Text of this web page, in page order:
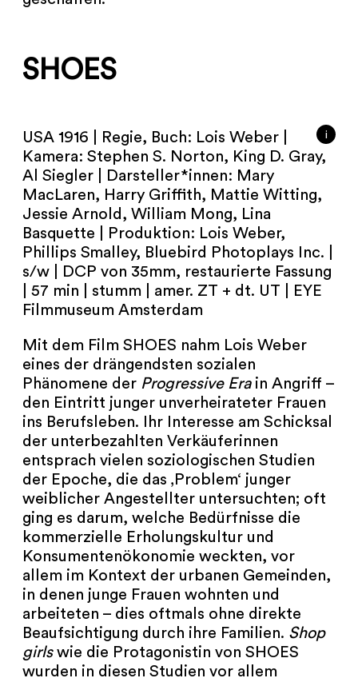
de en COOKIES
SHOES
i
USA 1916 | Regie, Buch: Lois Weber |
Kamera: Stephen S. Norton, King D. Gray,
Al Siegler | Darsteller*innen: Mary
MacLaren, Harry Griffith, Mattie Witting,
Jessie Arnold, William Mong, Lina
Basquette | Produktion: Lois Weber,
Phillips Smalley, Bluebird Photoplays Inc. |
s/w | DCP von 35mm, restaurierte Fassung
| 57 min | stumm | amer. ZT + dt. UT | EYE
Filmmuseum Amsterdam
Mit dem Film SHOES nahm Lois Weber
eines der drängendsten sozialen
Phänomene der Progressive Erain Angriff –
den Eintritt junger unverheirateter Frauen
ins Berufsleben. Ihr Interesse am Schicksal
der unterbezahlten Verkäuferinnen
entsprach vielen soziologischen Studien
der Epoche, die das ‚Problem‘ junger
weiblicher Angestellter untersuchten; oft
ging es darum, welche Bedürfnisse die
kommerzielle Erholungskultur und
Konsumentenökonomie weckten, vor
allem im Kontext der urbanen Gemeinden,
in denen junge Frauen wohnten und
arbeiteten – dies oftmals ohne direkte
Beaufsichtigung durch ihre Familien. Shop
girlswie die Protagonistin von SHOES
wurden in diesen Studien vor allem